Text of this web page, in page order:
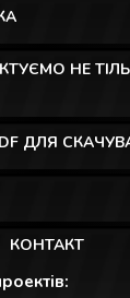
НЕ
ДЛЯ
КОНТАКТ